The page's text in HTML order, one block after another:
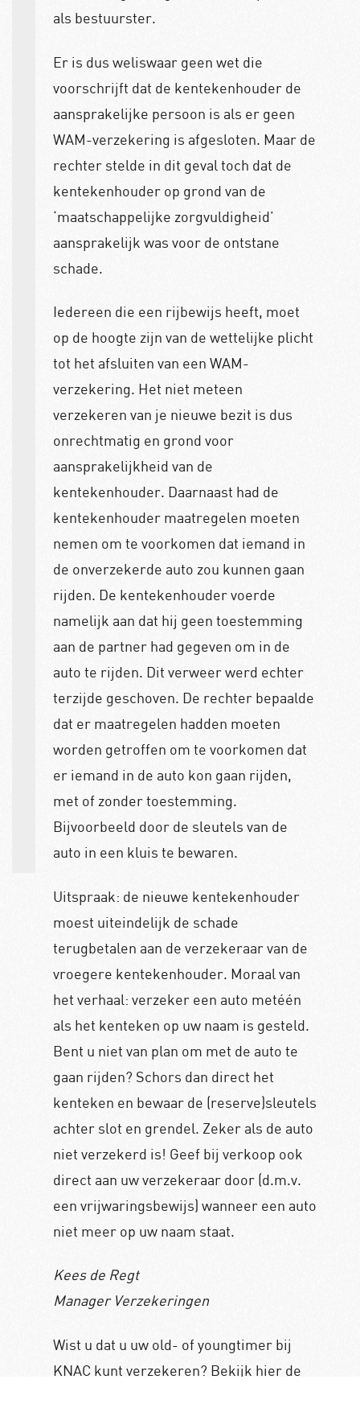
als bestuurster.
Er is dus weliswaar geen wet die
voorschrijft dat de kentekenhouder de
aansprakelijke persoon is als er geen
WAM-verzekering is afgesloten. Maar de
rechter stelde in dit geval toch dat de
kentekenhouder op grond van de
‘maatschappelijke zorgvuldigheid’
aansprakelijk was voor de ontstane
schade.
Iedereen die een rijbewijs heeft, moet
op de hoogte zijn van de wettelijke plicht
tot het afsluiten van een WAM-
verzekering. Het niet meteen
verzekeren van je nieuwe bezit is dus
onrechtmatig en grond voor
aansprakelijkheid van de
kentekenhouder. Daarnaast had de
kentekenhouder maatregelen moeten
nemen om te voorkomen dat iemand in
de onverzekerde auto zou kunnen gaan
rijden. De kentekenhouder voerde
namelijk aan dat hij geen toestemming
aan de partner had gegeven om in de
auto te rijden. Dit verweer werd echter
terzijde geschoven. De rechter bepaalde
dat er maatregelen hadden moeten
worden getroffen om te voorkomen dat
er iemand in de auto kon gaan rijden,
met of zonder toestemming.
Bijvoorbeeld door de sleutels van de
auto in een kluis te bewaren.
Uitspraak: de nieuwe kentekenhouder
moest uiteindelijk de schade
terugbetalen aan de verzekeraar van de
vroegere kentekenhouder. Moraal van
het verhaal: verzeker een auto metéén
als het kenteken op uw naam is gesteld.
Bent u niet van plan om met de auto te
gaan rijden? Schors dan direct het
kenteken en bewaar de (reserve)sleutels
achter slot en grendel. Zeker als de auto
niet verzekerd is! Geef bij verkoop ook
direct aan uw verzekeraar door (d.m.v.
een vrijwaringsbewijs) wanneer een auto
niet meer op uw naam staat.
Kees de Regt
Manager Verzekeringen
Wist u dat u uw old- of youngtimer bij
KNAC kunt verzekeren? Bekijk hier de